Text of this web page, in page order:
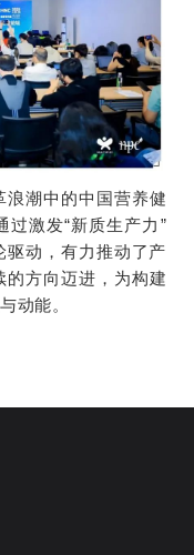
浪潮中的中国营养健
过激发“新质生产力”
动，有力推动了产
的方向迈进，为构建
动能。